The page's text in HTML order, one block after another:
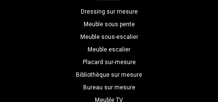
Dressing sur mesure
Meuble sous pente
Meuble sous-escalier
Meuble escalier
Placard sur-mesure
Bibliothèque sur mesure
Bureau sur mesure
Meuble TV